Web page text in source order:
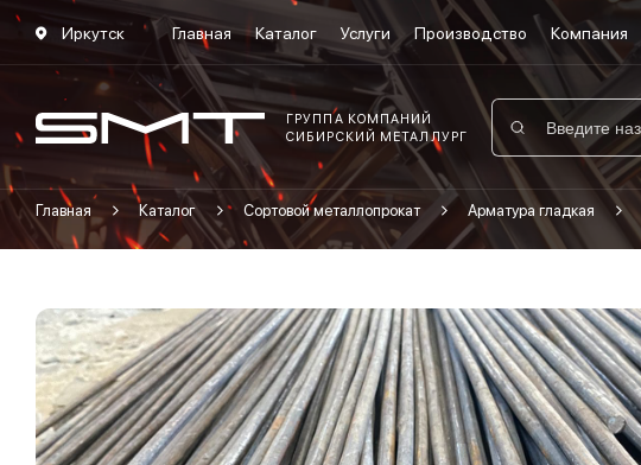
Иркутск Главная Каталог Услуги Производство Компания
ГРУППА КОМПАНИЙ
СИБИРСКИЙ МЕТАЛЛУРГ
Главная Каталог Сортовой металлопрокат Арматура гладкая